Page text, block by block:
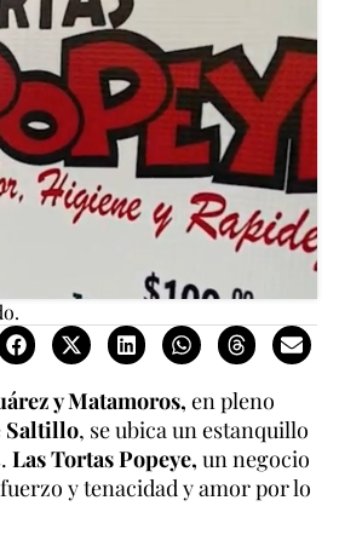
y Matamoros, en pleno
Saltillo, se ubica un estanquillo
Las Tortas Popeye, un negocio
y tenacidad y amor por lo